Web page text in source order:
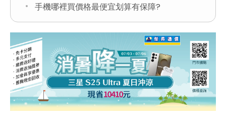
手機哪裡買價格最便宜划算有保障?